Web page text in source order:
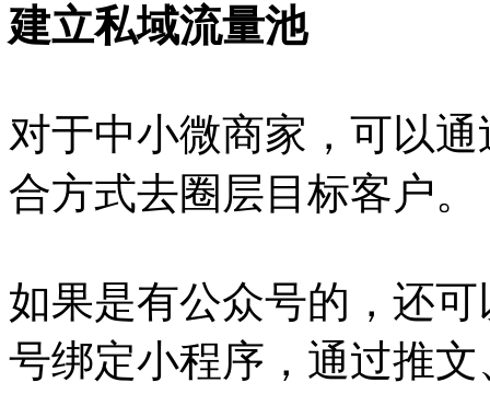
建立私域流量池
对于中小微商家，可以
合方式去圈层目标客户。
如果是有公众号的，还
号绑定小程序，通过推